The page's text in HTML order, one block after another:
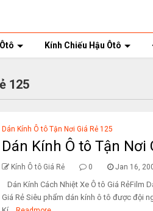
Kính Chiếu Hậu Ôtô
125
Dán Kính Ô tô Tận Nơi Giá Rẻ 125
Dán Kính Ô tô Tận Nơi
Kính Ô tô Giá Rẻ 0 Jan 16,
Dán Kính Cách Nhiệt Xe Ô tô Giá RẻFilm
Giá Rẻ Siêu phẩm dán kính ô tô được đội